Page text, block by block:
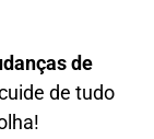
de
de tudo